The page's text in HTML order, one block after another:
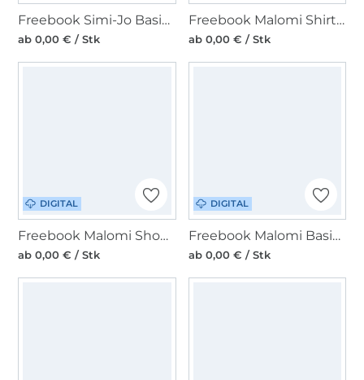
Freebook Simi-Jo Basic-Shirt Damen
ab 0,00 € / Stk
Freebook Malomi Shirt One Size Elisa Damen
ab 0,00 € / Stk
DIGITAL
Freebook Malomi Shopper Bella
ab 0,00 € / Stk
DIGITAL
Freebook Malomi Basic-Shirt Damen
ab 0,00 € / Stk